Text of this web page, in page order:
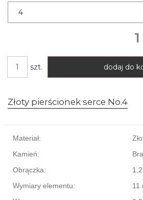
4
szt. dodaj do
Złoty pierścionek serce No.4
Materiał:
Kamień:
Obrączka:
Wymiary elementu:
11